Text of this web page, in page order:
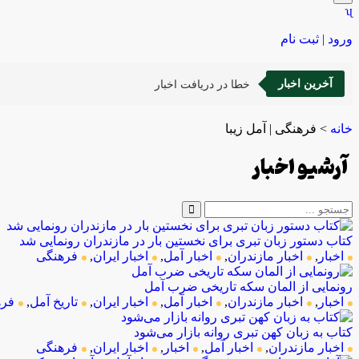
ورود | ثبت نام
آخرین اخبار خطا در دریافت اخبار
خانه > فرهنگی | آمل زیبا
آرشیو اخبار
کتاب دستور زبان تبری برای نخستین بار در مازندران رونمایی شد
اخبار , اخبار مازندران, اخبار آمل, اخبار ایران, فرهنگی
رونمایی از المان سکه تاریخی ضرب آمل
اخبار , اخبار مازندران, اخبار آمل, اخبار ایران, تاریخ آمل,
‌کتاب به زبان کهن تبری روانه بازار می‌شود
اخبار مازندران, اخبار آمل, اخبار , اخبار ایران, فرهنگی